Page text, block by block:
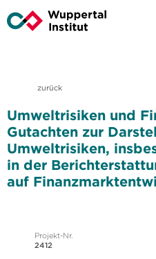
zurück
Umweltrisiken und
Gutachten zur
Umweltrisiken,
in der
auf
Projekt-Nr.
2412